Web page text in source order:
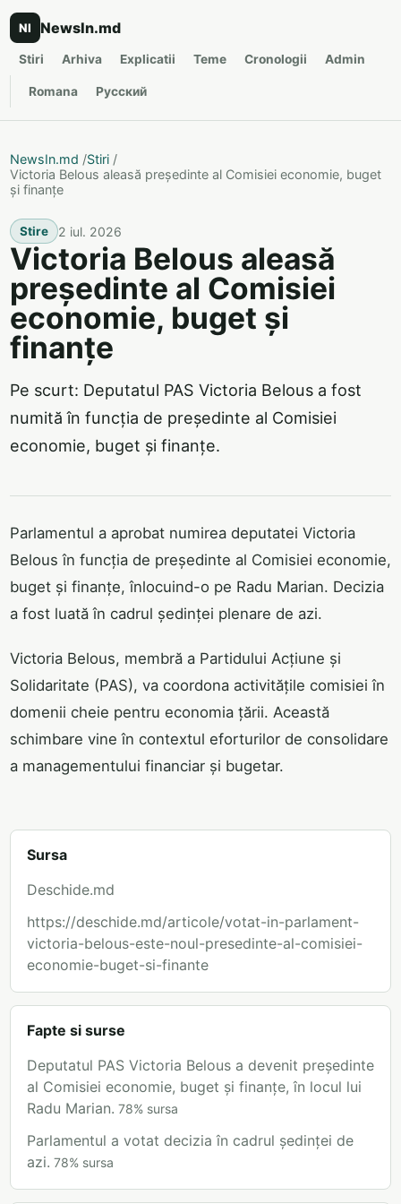
NI NewsIn.md
Stiri Arhiva Explicatii Teme Cronologii Admin
Romana Русский
NewsIn.md /Stiri /
Victoria Belous aleasă președinte al Comisiei economie, buget
și finanțe
Stire 2 iul. 2026
Victoria Belous aleasă
președinte al Comisiei
economie, buget și
finanțe
Pe scurt: Deputatul PAS Victoria Belous a fost
numită în funcția de președinte al Comisiei
economie, buget și finanțe.
Parlamentul a aprobat numirea deputatei Victoria
Belous în funcția de președinte al Comisiei economie,
buget și finanțe, înlocuind-o pe Radu Marian. Decizia
a fost luată în cadrul ședinței plenare de azi.
Victoria Belous, membră a Partidului Acțiune și
Solidaritate (PAS), va coordona activitățile comisiei în
domenii cheie pentru economia țării. Această
schimbare vine în contextul eforturilor de consolidare
a managementului financiar și bugetar.
Sursa
Deschide.md
https://deschide.md/articole/votat-in-parlament-
victoria-belous-este-noul-presedinte-al-comisiei-
economie-buget-si-finante
Fapte si surse
Deputatul PAS Victoria Belous a devenit președinte
al Comisiei economie, buget și finanțe, în locul lui
Radu Marian. 78% sursa
Parlamentul a votat decizia în cadrul ședinței de
azi. 78% sursa